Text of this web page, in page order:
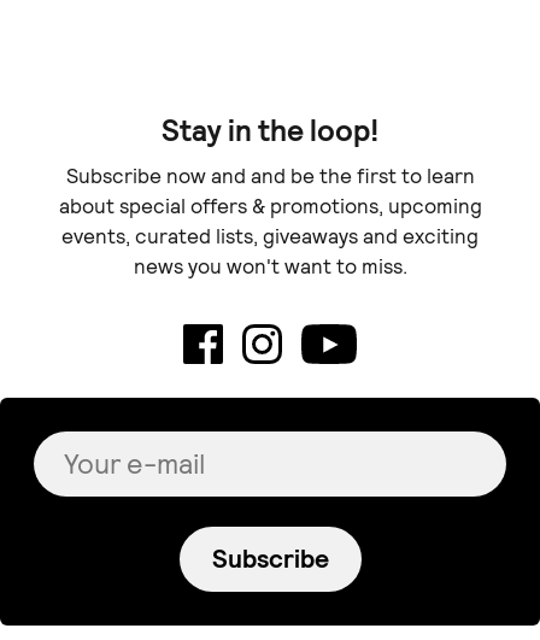
Stay in the loop!
Subscribe now and and be the first to learn
about special offers & promotions, upcoming
events, curated lists, giveaways and exciting
news you won't want to miss.
Subscribe